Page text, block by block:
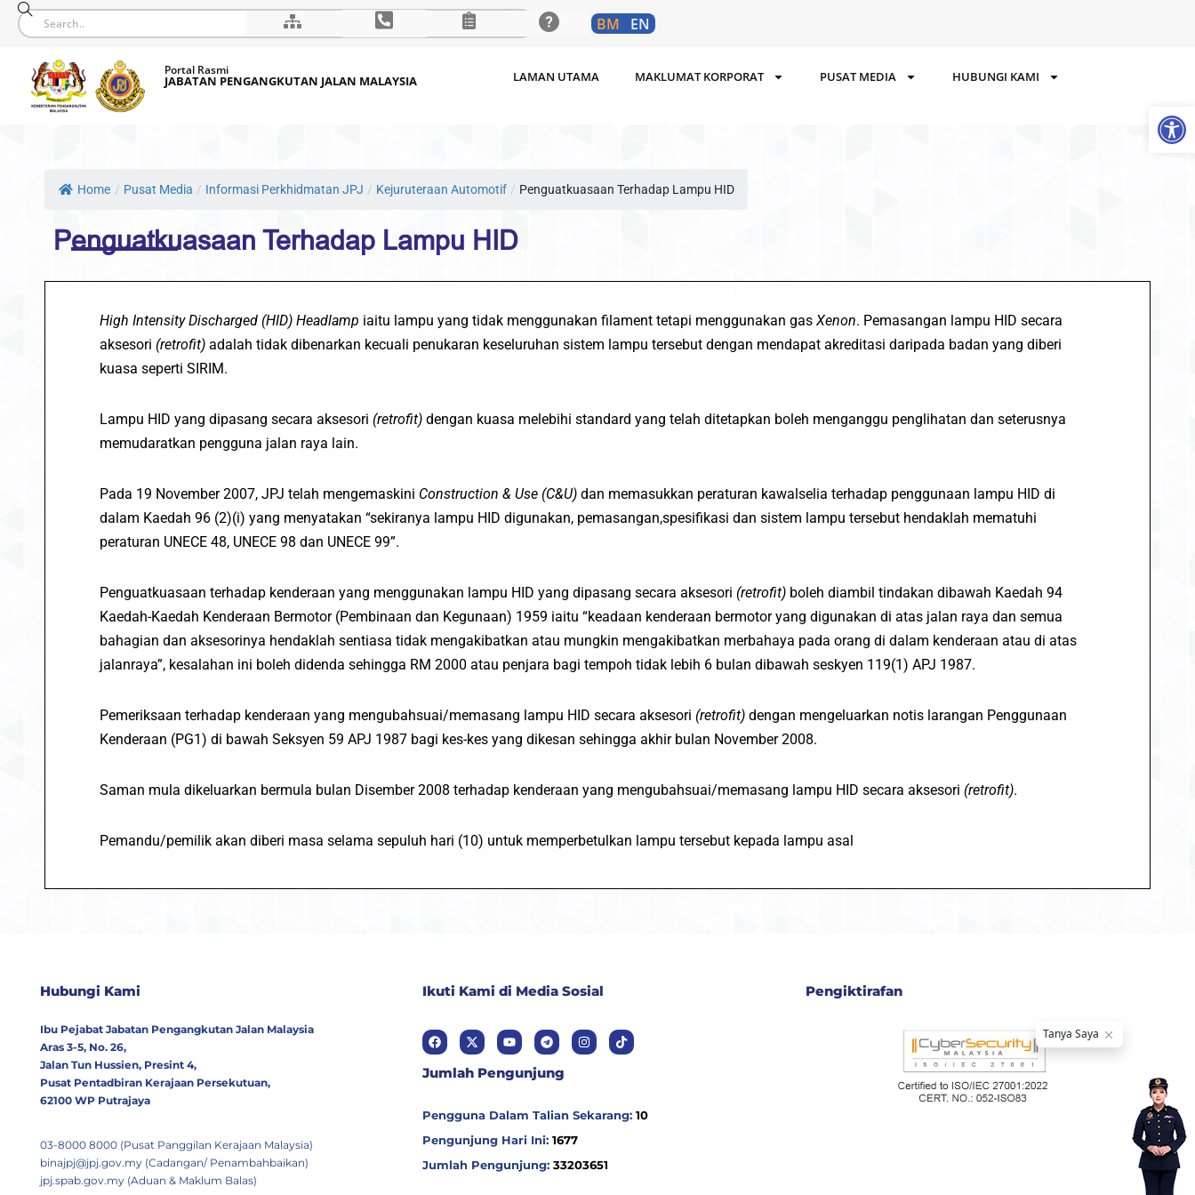
content
BM EN
Portal Rasmi
JABATAN PENGANGKUTAN JALAN MALAYSIA LAMAN UTAMA MAKLUMAT KORPORAT PUSAT MEDIA HUBUNGI KAMI
Home / Pusat Media / Informasi Perkhidmatan JPJ / Kejuruteraan Automotif / Penguatkuasaan Terhadap Lampu HID
Penguatkuasaan Terhadap Lampu HID
High Intensity Discharged (HID) Headlamp iaitu lampu yang tidak menggunakan filament tetapi menggunakan gas Xenon. Pemasangan lampu HID secara
aksesori (retrofit) adalah tidak dibenarkan kecuali penukaran keseluruhan sistem lampu tersebut dengan mendapat akreditasi daripada badan yang diberi
kuasa seperti SIRIM.
Lampu HID yang dipasang secara aksesori (retrofit) dengan kuasa melebihi standard yang telah ditetapkan boleh menganggu penglihatan dan seterusnya
memudaratkan pengguna jalan raya lain.
Pada 19 November 2007, JPJ telah mengemaskini Construction & Use (C&U) dan memasukkan peraturan kawalselia terhadap penggunaan lampu HID di
dalam Kaedah 96 (2)(i) yang menyatakan “sekiranya lampu HID digunakan, pemasangan,spesifikasi dan sistem lampu tersebut hendaklah mematuhi
peraturan UNECE 48, UNECE 98 dan UNECE 99”.
Penguatkuasaan terhadap kenderaan yang menggunakan lampu HID yang dipasang secara aksesori (retrofit) boleh diambil tindakan dibawah Kaedah 94
Kaedah-Kaedah Kenderaan Bermotor (Pembinaan dan Kegunaan) 1959 iaitu “keadaan kenderaan bermotor yang digunakan di atas jalan raya dan semua
bahagian dan aksesorinya hendaklah sentiasa tidak mengakibatkan atau mungkin mengakibatkan merbahaya pada orang di dalam kenderaan atau di atas
jalanraya”, kesalahan ini boleh didenda sehingga RM 2000 atau penjara bagi tempoh tidak lebih 6 bulan dibawah seskyen 119(1) APJ 1987.
Pemeriksaan terhadap kenderaan yang mengubahsuai/memasang lampu HID secara aksesori (retrofit) dengan mengeluarkan notis larangan Penggunaan
Kenderaan (PG1) di bawah Seksyen 59 APJ 1987 bagi kes-kes yang dikesan sehingga akhir bulan November 2008.
Saman mula dikeluarkan bermula bulan Disember 2008 terhadap kenderaan yang mengubahsuai/memasang lampu HID secara aksesori (retrofit).
Pemandu/pemilik akan diberi masa selama sepuluh hari (10) untuk memperbetulkan lampu tersebut kepada lampu asal
Hubungi Kami
Ibu Pejabat Jabatan Pengangkutan Jalan Malaysia
Aras 3-5, No. 26,
Jalan Tun Hussien, Presint 4,
Pusat Pentadbiran Kerajaan Persekutuan,
62100 WP Putrajaya
03-8000 8000 (Pusat Panggilan Kerajaan Malaysia)
binajpj@jpj.gov.my (Cadangan/ Penambahbaikan)
jpj.spab.gov.my (Aduan & Maklum Balas)
Ikuti Kami di Media Sosial
Jumlah Pengunjung
Pengguna Dalam Talian Sekarang:10
Pengunjung Hari Ini:1677
Jumlah Pengunjung:33203651
Pengiktirafan